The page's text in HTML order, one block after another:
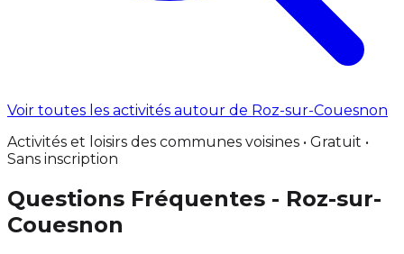
Voir toutes les activités autour de Roz-sur-Couesnon
Activités et loisirs des communes voisines • Gratuit •
Sans inscription
Questions Fréquentes - Roz-sur-
Couesnon